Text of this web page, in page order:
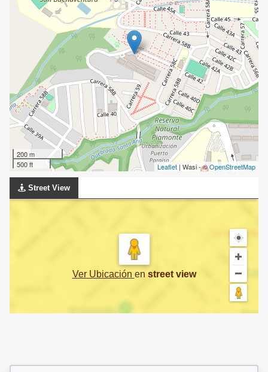
200 m
500 ft
Leaflet | Wasi - ©OpenStreetMap
Street View
Ver Ubicación en street view